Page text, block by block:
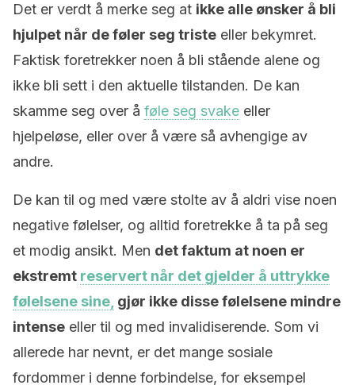
Det er verdt å merke seg at ikke alle ønsker å bli
hjulpet når de føler seg triste eller bekymret.
Faktisk foretrekker noen å bli stående alene og
ikke bli sett i den aktuelle tilstanden. De kan
skamme seg over å føle seg svake eller
hjelpeløse, eller over å være så avhengige av
andre.
De kan til og med være stolte av å aldri vise noen
negative følelser, og alltid foretrekke å ta på seg
et modig ansikt. Men det faktum at noen er
ekstremt reservert når det gjelder å uttrykke
følelsene sine, gjør ikke disse følelsene mindre
intense eller til og med invalidiserende. Som vi
allerede har nevnt, er det mange sosiale
fordommer i denne forbindelse, for eksempel